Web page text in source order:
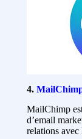
4.
MailChimp
d’email
relations avec